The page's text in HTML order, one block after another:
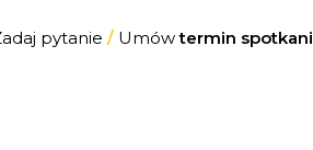
pytanie / Umówtermin